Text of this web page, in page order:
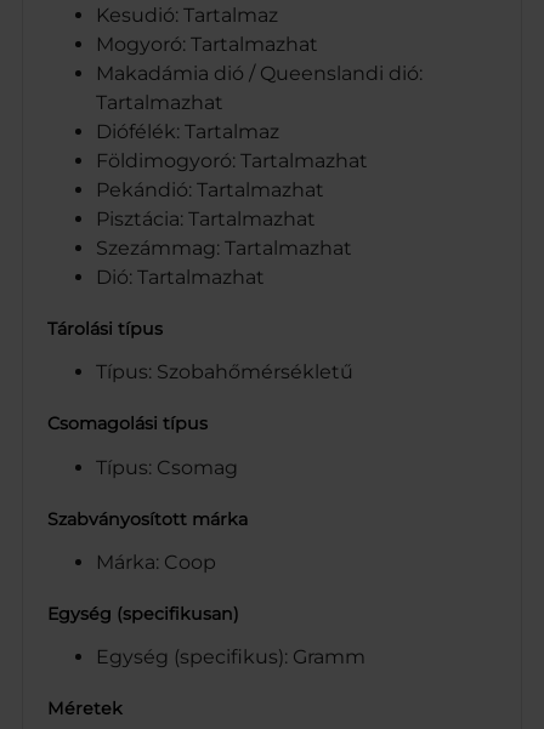
Kesudió: Tartalmaz
Mogyoró: Tartalmazhat
Makadámia dió / Queenslandi dió:
Tartalmazhat
Diófélék: Tartalmaz
Földimogyoró: Tartalmazhat
Pekándió: Tartalmazhat
Pisztácia: Tartalmazhat
Szezámmag: Tartalmazhat
Dió: Tartalmazhat
Tárolási típus
Típus: Szobahőmérsékletű
Csomagolási típus
Típus: Csomag
Szabványosított márka
Márka: Coop
Egység (specifikusan)
Egység (specifikus): Gramm
Méretek